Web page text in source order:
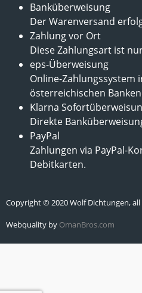
Banküberweisung
Der Warenversand
Zahlung vor Ort
Diese Zahlungsart ist
eps-Überweisung
Online-Zahlungssystem
österreichischen
Klarna
Direkte
PayPal
Zahlungen via PayPal-
Debitkarten.
Copyright © 2020 Wolf Dichtungen,
Webquality by OmanBros.com